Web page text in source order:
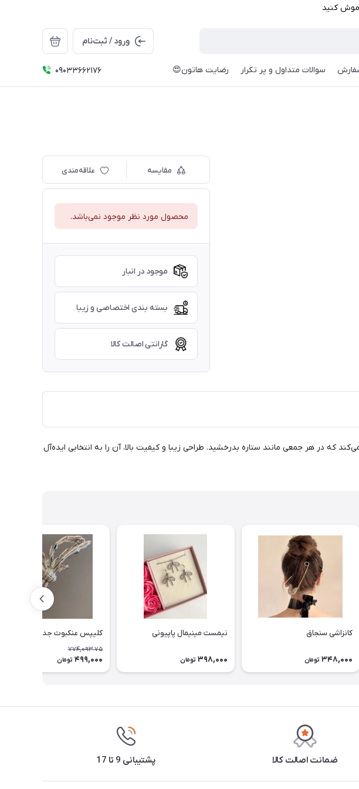
ورود / ثبت‌نام
سوالات متداول و پر تکرار رضایت هاتون😍 09033662176
مقایسه علاقه‌مندی
محصول مورد نظر موجود نمی‌باشد.
موجود در انبار
بسته بندی اختصاصی و زیبا
گارانتی اصالت کالا
در هر جمعی مانند ستاره بدرخشید. طراحی زیبا و کیفیت بالا، آن را به انتخابی ایده‌آل
کانزاشی سنجاق
348,000 تومان
نیمست مینیمال پاپیونی
398,000 تومان
کلیپس عنکبوت جدید
774,093.75
499,000 تومان
ضمانت اصالت کالا پشتیبانی 9 تا 17